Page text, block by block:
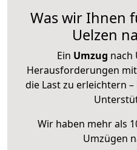
Was wir Ihnen
Uelzen
Ein Umzug nach
Herausforderungen
die Last zu erleichtern
Wir haben mehr als
Umzügen